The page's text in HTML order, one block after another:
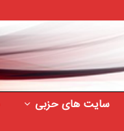
سایت های حزبی